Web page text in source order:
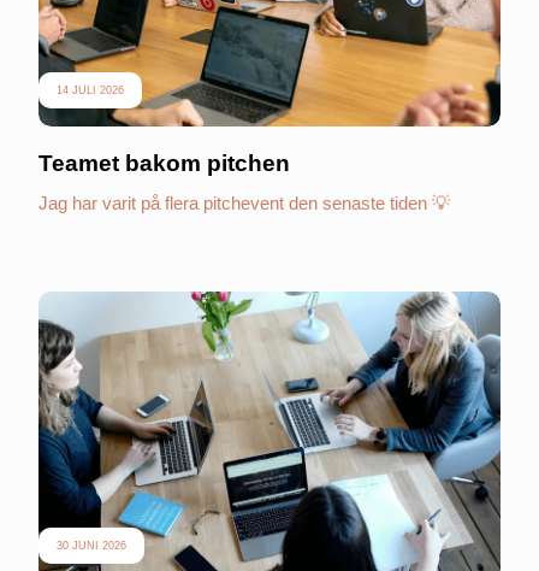
14 JULI 2026
Teamet bakom pitchen
Jag har varit på flera pitchevent den senaste tiden 💡
30 JUNI 2026